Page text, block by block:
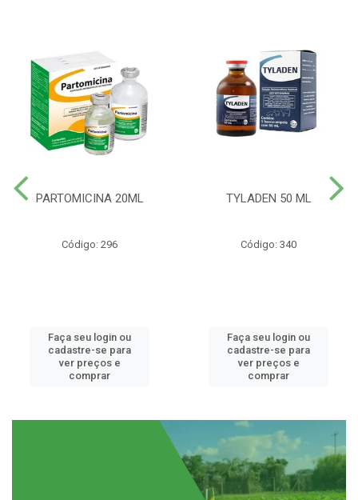
PARTOMICINA 20ML
Código: 296
Faça seu login ou
cadastre-se para
ver preços e
comprar
TYLADEN 50 ML
Código: 340
Faça seu login ou
cadastre-se para
ver preços e
comprar